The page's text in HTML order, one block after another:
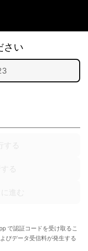
さい
る
る
進む
で認証コードを受け取るこ
びデータ受信料が発生する